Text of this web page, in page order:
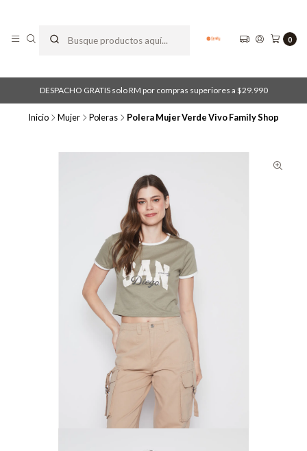
0
DESPACHO GRATIS solo RM por compras superiores a $29.990
Inicio Mujer Poleras Polera Mujer Verde Vivo Family Shop